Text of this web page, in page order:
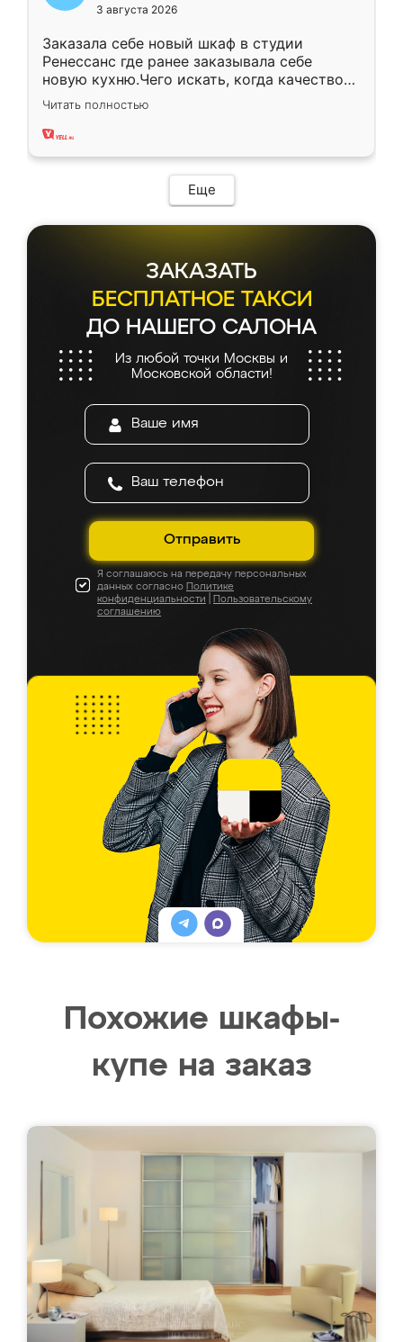
3 августа 2026
Заказала себе новый шкаф в студии
Ренессанс где ранее заказывала себе
новую кухню.Чего искать, когда качеством
вполне довольна. Служит кухня уже почти
два года, нареканий нет.
Читать полностью
Еще
ЗАКАЗАТЬ
БЕСПЛАТНОЕ ТАКСИ
ДО НАШЕГО САЛОНА
Из любой точки Москвы и
Московской области!
Отправить
Я соглашаюсь на передачу персональных
данных согласно Политике
конфиденциальности
Пользовательскому
соглашению
Похожие шкафы-
купе на заказ